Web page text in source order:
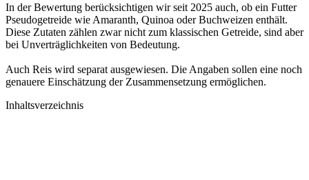
In der Bewertung berücksichtigen wir seit 2025 auch, ob ein Futter
Pseudogetreide wie Amaranth, Quinoa oder Buchweizen enthält.
Diese Zutaten zählen zwar nicht zum klassischen Getreide, sind aber
bei Unverträglichkeiten von Bedeutung.
Auch Reis wird separat ausgewiesen. Die Angaben sollen eine noch
genauere Einschätzung der Zusammensetzung ermöglichen.
Inhaltsverzeichnis​